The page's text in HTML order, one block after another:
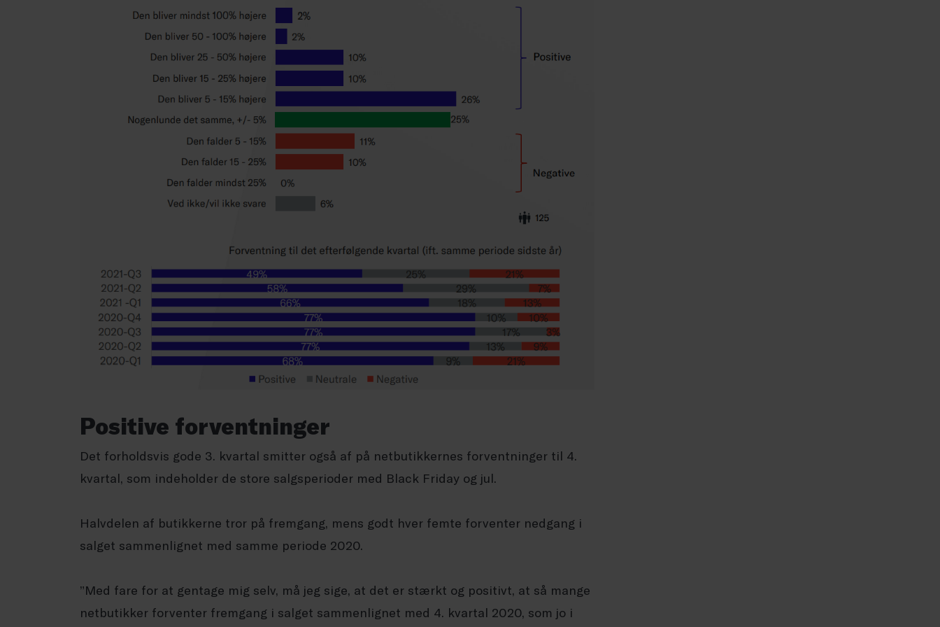
Positive forventninger
Det forholdsvis gode 3. kvartal smitter også af på netbutikkernes forventninger til 4.
kvartal, som indeholder de store salgsperioder med Black Friday og jul.
Halvdelen af butikkerne tror på fremgang, mens godt hver femte forventer nedgang i
salget sammenlignet med samme periode 2020.
”Med fare for at gentage mig selv, må jeg sige, at det er stærkt og positivt, at så mange
netbutikker forventer fremgang i salget sammenlignet med 4. kvartal 2020, som jo i